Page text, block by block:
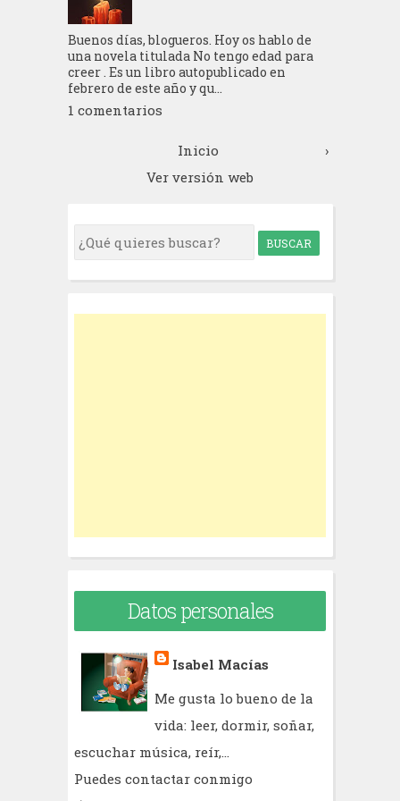
Buenos días, blogueros. Hoy os hablo de
una novela titulada No tengo edad para
creer . Es un libro autopublicado en
febrero de este año y qu...
1 comentarios
›
Inicio
Ver versión web
S
e
r
Datos personales
Isabel Macías
Me gusta lo bueno de la
vida: leer, dormir, soñar,
escuchar música, reír,...
Puedes contactar conmigo